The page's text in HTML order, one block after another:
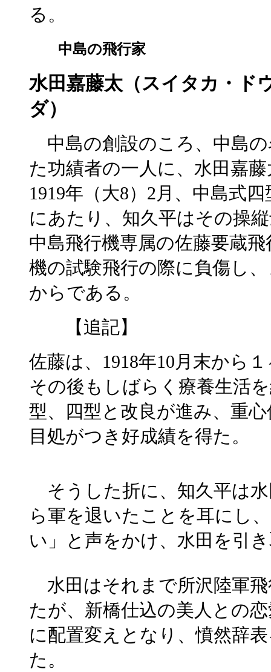
る。
中島の飛行家
水田嘉藤太（スイタカ・
ダ）
中島の創設のころ、中島
た功績者の一人に、水田嘉
1919年（大8）2月、中島式
にあたり、知久平はその操
中島飛行機専属の佐藤要蔵
機の試験飛行の際に負傷し
からである。
【追記】
佐藤は、1918年10月末から
その後もしばらく療養生活
型、四型と改良が進み、重
目処がつき好成績を得た。
そうした折に、知久平は
ら軍を退いたことを耳にし
い」と声をかけ、水田を引
水田はそれまで所沢陸軍
たが、新橋仕込の美人との
に配置変えとなり、憤然辞
た。